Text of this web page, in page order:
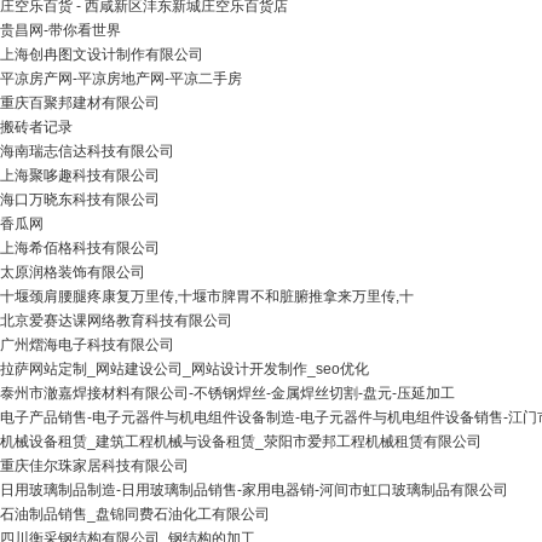
庄空乐百货 - 西咸新区沣东新城庄空乐百货店
贵昌网-带你看世界
上海创冉图文设计制作有限公司
平凉房产网-平凉房地产网-平凉二手房
重庆百聚邦建材有限公司
搬砖者记录
海南瑞志信达科技有限公司
上海聚哆趣科技有限公司
海口万晓东科技有限公司
香瓜网
上海希佰格科技有限公司
太原润格装饰有限公司
十堰颈肩腰腿疼康复万里传,十堰市脾胃不和脏腑推拿来万里传,十
北京爱赛达课网络教育科技有限公司
广州熠海电子科技有限公司
拉萨网站定制_网站建设公司_网站设计开发制作_seo优化
泰州市澈嘉焊接材料有限公司-不锈钢焊丝-金属焊丝切割-盘元-压延加工
电子产品销售-电子元器件与机电组件设备制造-电子元器件与机电组件设备销售-江门
机械设备租赁_建筑工程机械与设备租赁_荥阳市爱邦工程机械租赁有限公司
重庆佳尔珠家居科技有限公司
日用玻璃制品制造-日用玻璃制品销售-家用电器销-河间市虹口玻璃制品有限公司
石油制品销售_盘锦同费石油化工有限公司
四川衡采钢结构有限公司_钢结构的加工